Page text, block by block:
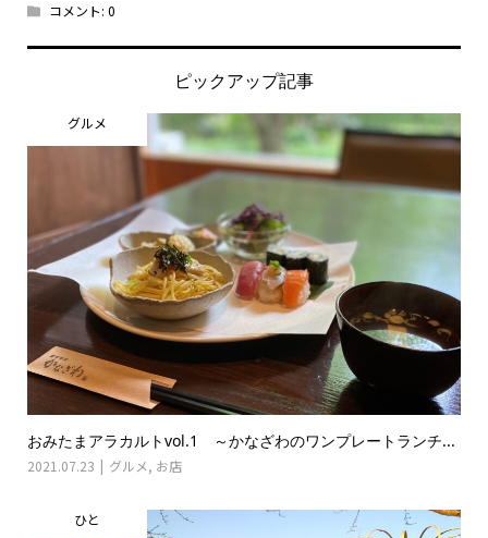
コメント: 0
ピックアップ記事
グルメ
おみたまアラカルトvol.1 ～かなざわのワンプレートランチ...
2021.07.23 グルメ, お店
ひと